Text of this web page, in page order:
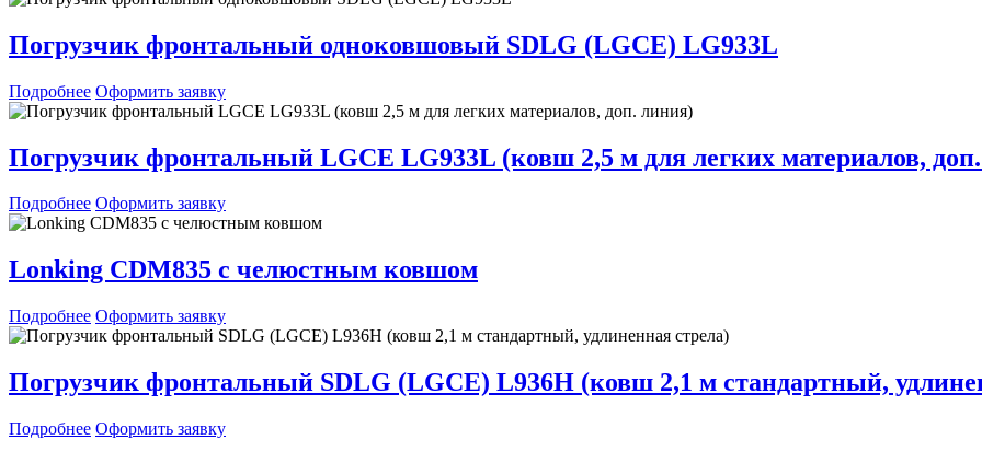
Погрузчик фронтальный одноковшовый SDLG (LGCE) LG933L
Подробнее Оформить заявку
Погрузчик фронтальный LGCE LG933L (ковш 2,5 м для легких материалов,
Подробнее Оформить заявку
Lonking CDM835 с челюстным ковшом
Подробнее Оформить заявку
Погрузчик фронтальный SDLG (LGCE) L936H (ковш 2,1 м стандартный,
Подробнее Оформить заявку